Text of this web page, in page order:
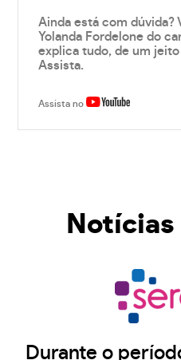
Ainda está com dúvida?
Yolanda Fordelone do
explica tudo, de um
Assista.
Assista no
Durante o